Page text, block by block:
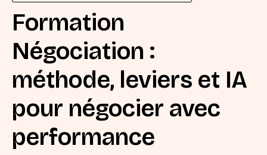
Formation
Négociation :
méthode, leviers et IA
pour négocier avec
performance